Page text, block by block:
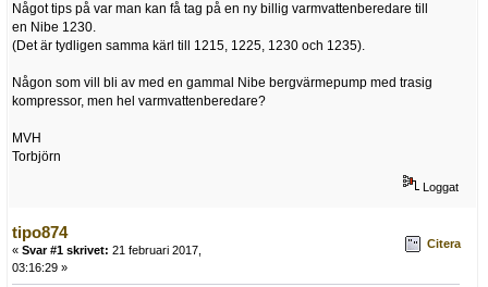
Något tips på var man kan få tag på en ny billig varmvattenberedare till
en Nibe 1230.
(Det är tydligen samma kärl till 1215, 1225, 1230 och 1235).
Någon som vill bli av med en gammal Nibe bergvärmepump med trasig
kompressor, men hel varmvattenberedare?
MVH
Torbjörn
Loggat
tipo874
« Svar #1 skrivet: 21 februari 2017,
03:16:29 »
Citera